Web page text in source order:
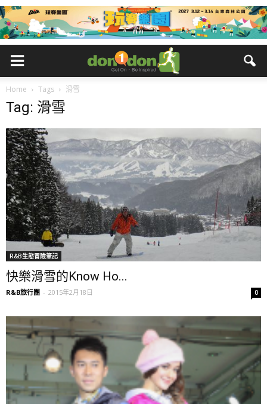
Home Tags 滑雪
Tag: 滑雪
R&B生態冒險筆記
快樂滑雪的Know Ho...
R&B旅行團 - 2015年2月18日 0